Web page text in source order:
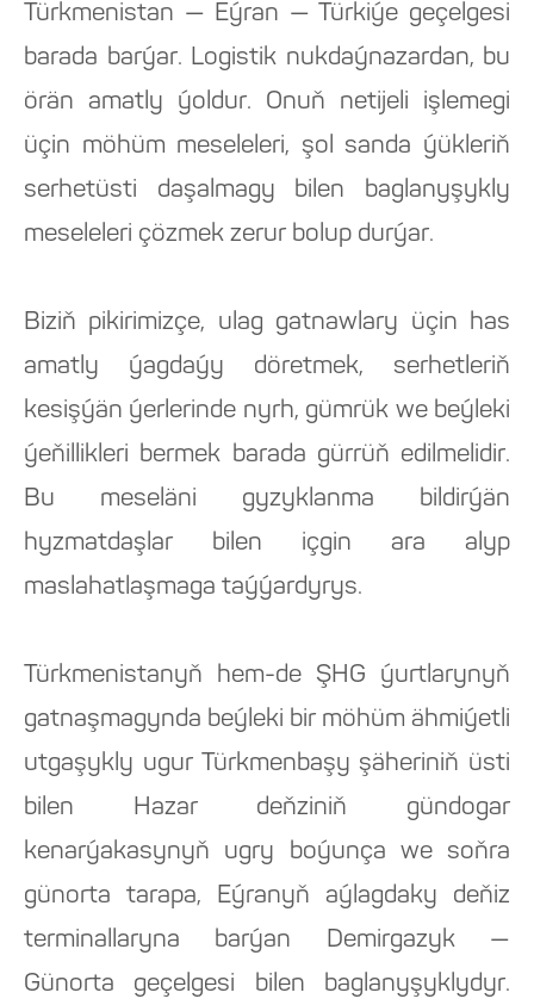
Türkmenistan — Eýran — Türkiýe geçelgesi
barada barýar. Logistik nukdaýnazardan, bu
örän amatly ýoldur. Onuň netijeli işlemegi
üçin möhüm meseleleri, şol sanda ýükleriň
serhetüsti daşalmagy bilen baglanyşykly
meseleleri çözmek zerur bolup durýar.
Biziň pikirimizçe, ulag gatnawlary üçin has
amatly ýagdaýy döretmek, serhetleriň
kesişýän ýerlerinde nyrh, gümrük we beýleki
ýeňillikleri bermek barada gürrüň edilmelidir.
Bu meseläni gyzyklanma bildirýän
hyzmatdaşlar bilen içgin ara alyp
maslahatlaşmaga taýýardyrys.
Türkmenistanyň hem-de ŞHG ýurtlarynyň
gatnaşmagynda beýleki bir möhüm ähmiýetli
utgaşykly ugur Türkmenbaşy şäheriniň üsti
bilen Hazar deňziniň gündogar
kenarýakasynyň ugry boýunça we soňra
günorta tarapa, Eýranyň aýlagdaky deňiz
terminallaryna barýan Demirgazyk —
Günorta geçelgesi bilen baglanyşyklydyr.